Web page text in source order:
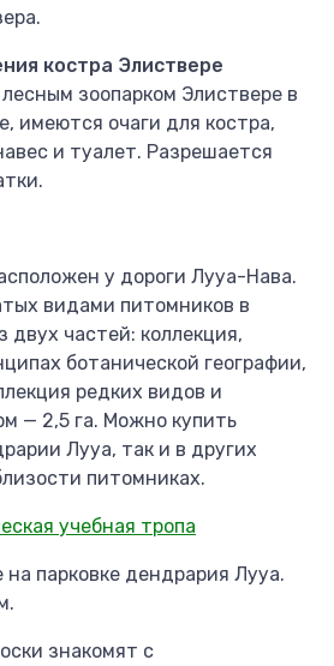
костра Элиствере
зоопарком Элиствере в
имеются очаги для костра,
и туалет. Разрешается
у дороги Лууа-Нава.
видами питомников в
двух частей: коллекция,
ботанической географии,
редких видов и
— 2,5 га. Можно купить
Лууа, так и в других
питомниках.
учебная тропа
на парковке дендрария Лууа.
знакомят с